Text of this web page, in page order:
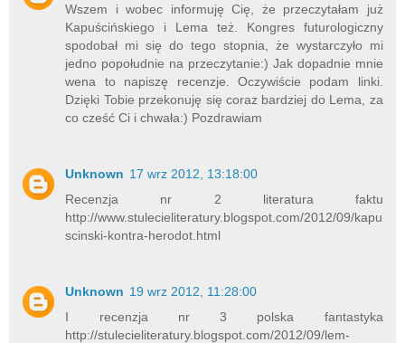
Wszem i wobec informuję Cię, że przeczytałam już
Kapuścińskiego i Lema też. Kongres futurologiczny
spodobał mi się do tego stopnia, że wystarczyło mi
jedno popołudnie na przeczytanie:) Jak dopadnie mnie
wena to napiszę recenzje. Oczywiście podam linki.
Dzięki Tobie przekonuję się coraz bardziej do Lema, za
co cześć Ci i chwała:) Pozdrawiam
Unknown 17 wrz 2012, 13:18:00
Recenzja nr 2 literatura faktu
http://www.stulecieliteratury.blogspot.com/2012/09/kapu
scinski-kontra-herodot.html
Unknown 19 wrz 2012, 11:28:00
I recenzja nr 3 polska fantastyka
http://stulecieliteratury.blogspot.com/2012/09/lem-